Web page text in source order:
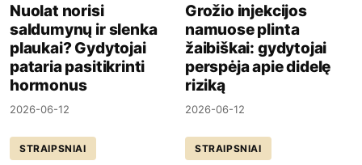
Nuolat norisi
saldumynų ir slenka
plaukai? Gydytojai
pataria pasitikrinti
hormonus
2026-06-12
Grožio injekcijos
namuose plinta
žaibiškai: gydytojai
perspėja apie didelę
riziką
2026-06-12
STRAIPSNIAI STRAIPSNIAI